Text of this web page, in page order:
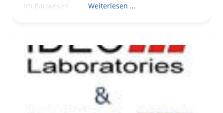
im Bauwesen
Weiterlesen …